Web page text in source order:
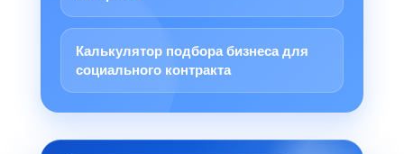
Калькулятор подбора бизнеса для
социального контракта